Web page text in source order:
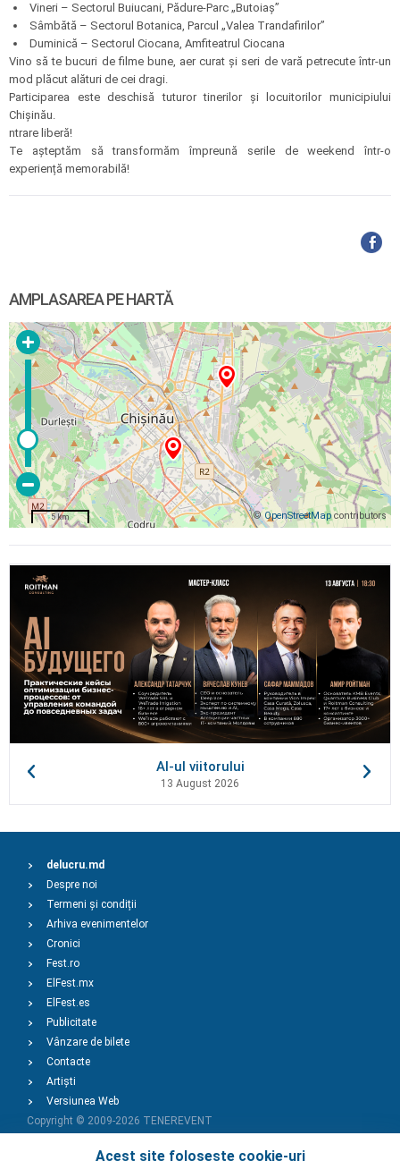
Vineri – Sectorul Buiucani, Pădure-Parc „Butoiaș”
Sâmbătă – Sectorul Botanica, Parcul „Valea Trandafirilor”
Duminică – Sectorul Ciocana, Amfiteatrul Ciocana
Vino să te bucuri de filme bune, aer curat și seri de vară petrecute într-un
mod plăcut alături de cei dragi.
Participarea este deschisă tuturor tinerilor și locuitorilor municipiului
Chișinău.
ntrare liberă!
Te așteptăm să transformăm împreună serile de weekend într-o
experiență memorabilă!
AMPLASAREA PE HARTĂ
© OpenStreetMapcontributors
5 km
AI-ul viitorului
13 August 2026
Acest site folosește cookie-uri
delucru.md
Despre noi
Termeni și condiții
Arhiva evenimentelor
Cronici
Fest.ro
ElFest.mx
ElFest.es
Publicitate
Vânzare de bilete
Contacte
Artiști
Versiunea Web
Copyright © 2009-2026 TENEREVENT